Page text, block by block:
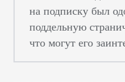
на подписку был
поддельную
что могут его